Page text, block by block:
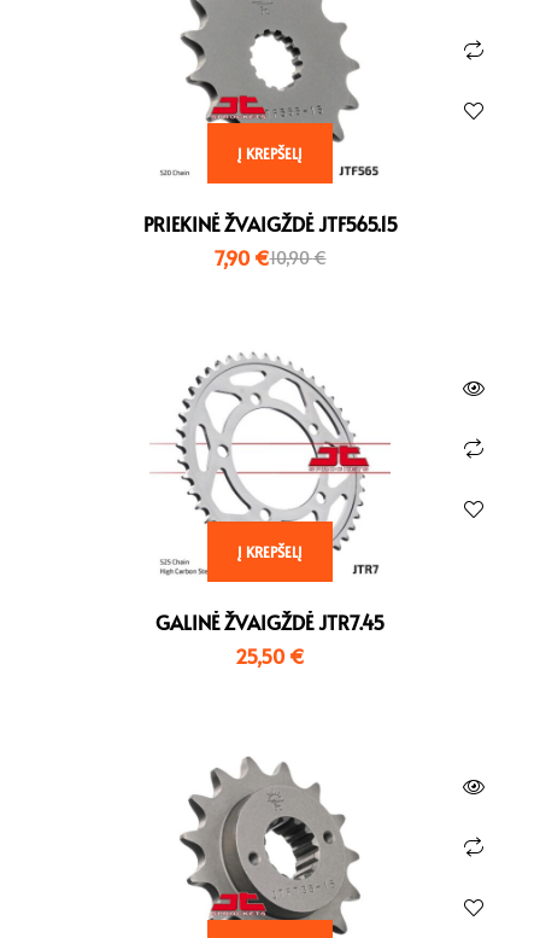
Į KREPŠELĮ
PRIEKINĖ ŽVAIGŽDĖ JTF565.15
10,90€
7,90 €
Į KREPŠELĮ
GALINĖ ŽVAIGŽDĖ JTR7.45
25,50 €